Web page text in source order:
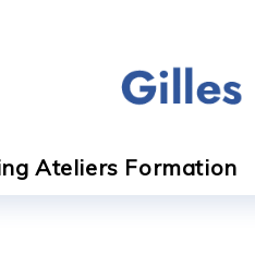
Ateliers Formation